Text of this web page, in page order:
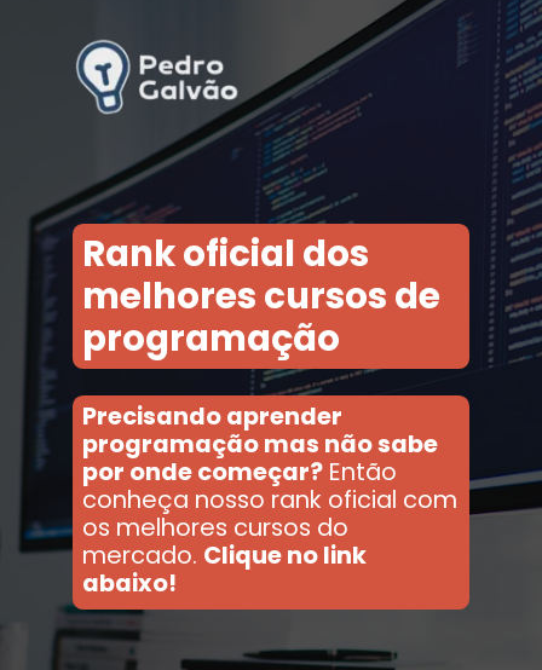
Precisando aprender
programação mas não sabe
por onde começar? Então
conheça nosso rank oficial com
os melhores cursos do
mercado. Clique no link
abaixo!
Rank oficial dos
melhores cursos de
programação